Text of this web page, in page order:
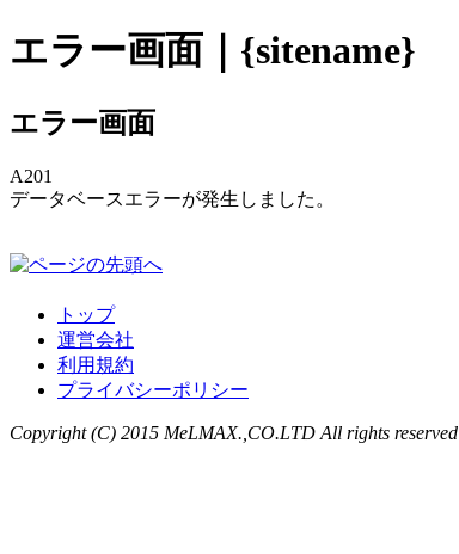
エラー画面｜{sitename}
エラー画面
A201
データベースエラーが発生しました。
トップ
運営会社
利用規約
プライバシーポリシー
Copyright (C) 2015 MeLMAX.,CO.LTD All rights reserved